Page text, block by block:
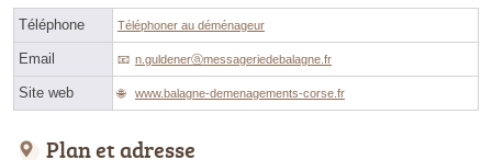
Téléphone Téléphoner au déménageur
Email n.guldenerⓐmessageriedebalagne.fr
Site web www.balagne-demenagements-corse.fr
Plan et adresse